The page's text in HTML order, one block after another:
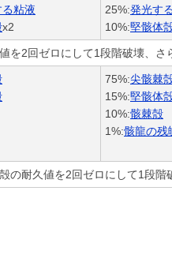
粘液
x2
25%:発光す
10%:堅骸体
を2回ゼロにして1段階破壊、
75%:尖骸棘
15%:堅骸体
10%:骸棘殻
1%:骸龍の残
の耐久値を2回ゼロにして1段